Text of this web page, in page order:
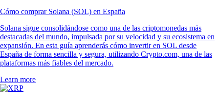
Cómo comprar Solana (SOL) en España
Solana sigue consolidándose como una de las criptomonedas más
destacadas del mundo, impulsada por su velocidad y su ecosistema en
expansión. En esta guía aprenderás cómo invertir en SOL desde
España de forma sencilla y segura, utilizando Crypto.com, una de las
plataformas más fiables del mercado.
Learn more